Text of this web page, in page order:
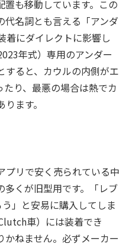
置も移動しています。この
代名詞とも言える「アンダ
着にダイレクトに影響し
年式）専用のアンダー
すると、カウルの内側がエ
り、最悪の場合は熱でカ
ます。
プリで安く売られている中
くが旧型用です。「レブ
」と安易に購入してしま
車）には装着でき
ねません。必ずメーカー